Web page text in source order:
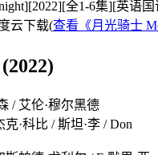
全1-6集][英语
云下载(查看《月光骑士
/ 艾伦·穆尔黑德
·科比 / 斯坦·李 / Don